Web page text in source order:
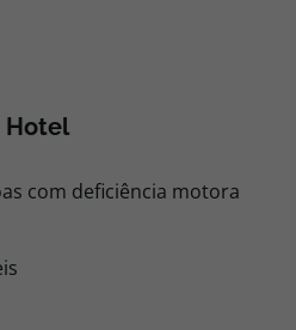
Hotel
com deficiência motora